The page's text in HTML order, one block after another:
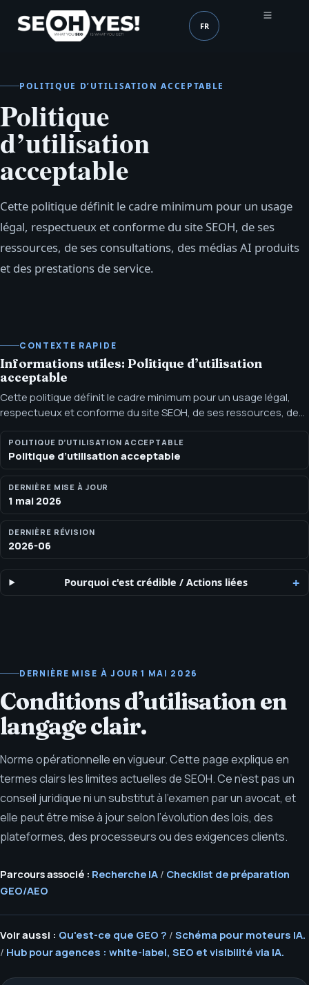
SEOH Langue (mobile
FR
POLITIQUE D’UTILISATION ACCEPTABLE
Politique
d’utilisation
acceptable
Cette politique définit le cadre minimum pour un usage
légal, respectueux et conforme du site SEOH, de ses
ressources, de ses consultations, des médias AI produits
et des prestations de service.
CONTEXTE RAPIDE
Informations utiles: Politique d’utilisation
acceptable
Cette politique définit le cadre minimum pour un usage légal,
respectueux et conforme du site SEOH, de ses ressources, de
ses consultations, des médias AI produits et des prestations de
service. Norme opérationnelle en vigueur. Cette page explique
en termes clairs les limites actuelles de SEOH. Ce n’est pas un
conseil juridique ni un substitut à l’examen par un avocat, et elle
peut être mise à jour selon l’évolution des lois, des plateformes,
des processeurs ou des exigences clients.
POLITIQUE D’UTILISATION ACCEPTABLE
Politique d’utilisation acceptable
DERNIÈRE MISE À JOUR
1 mai 2026
DERNIÈRE RÉVISION
2026-06
Pourquoi c'est crédible /Actions liées
DERNIÈRE MISE À JOUR 1 MAI 2026
Conditions d’utilisation en
langage clair.
Norme opérationnelle en vigueur. Cette page explique en
termes clairs les limites actuelles de SEOH. Ce n’est pas un
conseil juridique ni un substitut à l’examen par un avocat, et
elle peut être mise à jour selon l’évolution des lois, des
plateformes, des processeurs ou des exigences clients.
Parcours associé : Recherche IA / Checklist de préparation
GEO/AEO
Voir aussi : Qu'est-ce que GEO ? / Schéma pour moteurs IA.
/ Hub pour agences : white-label, SEO et visibilité via IA.